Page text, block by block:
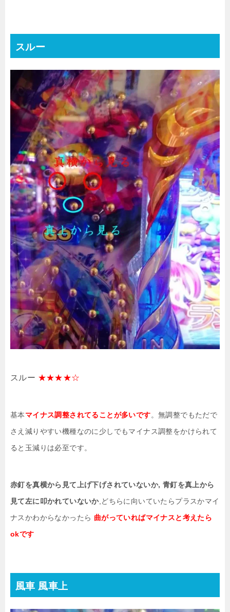
スルー
スルー ★★★★☆
基本マイナス調整されてることが多いです。無調整でもただで
さえ減りやすい機種なのに少しでもマイナス調整をかけられて
ると玉減りは必至です。
赤釘を真横から見て上げ下げされていないか, 青釘を真上から
見て左に叩かれていないか,どちらに向いていたらプラスかマイ
ナスかわからなかったら 曲がっていればマイナスと考えたら
okです
風車 風車上